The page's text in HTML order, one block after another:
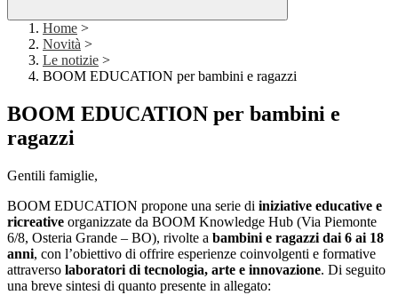
Home >
Novità >
Le notizie >
BOOM EDUCATION per bambini e ragazzi
BOOM EDUCATION per bambini e
ragazzi
Gentili famiglie,
BOOM EDUCATION propone una serie di iniziative educative e
ricreative organizzate da BOOM Knowledge Hub (Via Piemonte
6/8, Osteria Grande – BO), rivolte a bambini e ragazzi dai 6 ai 18
anni, con l’obiettivo di offrire esperienze coinvolgenti e formative
attraverso laboratori di tecnologia, arte e innovazione. Di seguito
una breve sintesi di quanto presente in allegato: